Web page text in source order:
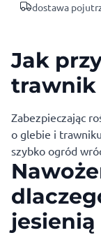
dostawa
Jak
trawnik
Zabezpieczając
o glebie i
szybko ogród
jesienią